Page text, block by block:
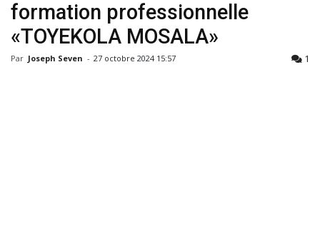
formation professionnelle
«TOYEKOLA MOSALA»
Par Joseph Seven - 27 octobre 2024 15:57 1